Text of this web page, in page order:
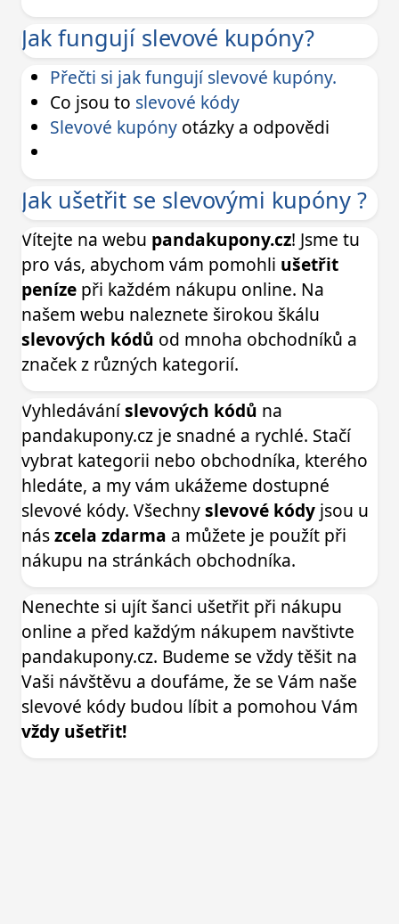
Jak fungují slevové kupóny?
Přečti si jak fungují slevové kupóny.
Co jsou to slevové kódy
Slevové kupóny otázky a odpovědi
Jak ušetřit se slevovými kupóny ?
Vítejte na webu pandakupony.cz! Jsme tu
pro vás, abychom vám pomohli ušetřit
peníze při každém nákupu online. Na
našem webu naleznete širokou škálu
slevových kódů od mnoha obchodníků a
značek z různých kategorií.
Vyhledáváníslevových kódů na
pandakupony.cz je snadné a rychlé. Stačí
vybrat kategorii nebo obchodníka, kterého
hledáte, a my vám ukážeme dostupné
slevové kódy. Všechnyslevové kódy jsou u
nászcela zdarma a můžete je použít při
nákupu na stránkách obchodníka.
Nenechte si ujít šanci ušetřit při nákupu
online a před každým nákupem navštivte
pandakupony.cz. Budeme se vždy těšit na
Vaši návštěvu a doufáme, že se Vám naše
slevové kódy budou líbit a pomohou Vám
vždy ušetřit!